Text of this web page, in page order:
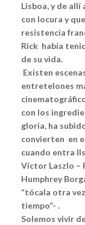
Lisboa, y de allí
con locura y
resistencia
Rick había
de su vida.
Existen
entretelones
con los
gloria, ha
convierten en
cuando entra
Víctor Laszlo –
Humphrey
“tócala otra
tiempo”- .
Solemos vivir